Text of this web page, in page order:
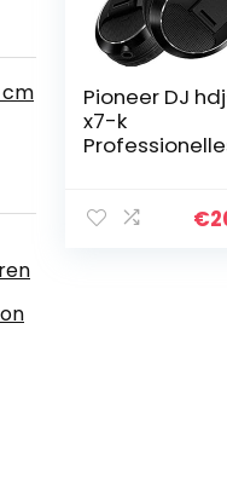
cm
Pioneer DJ
x7-k
€